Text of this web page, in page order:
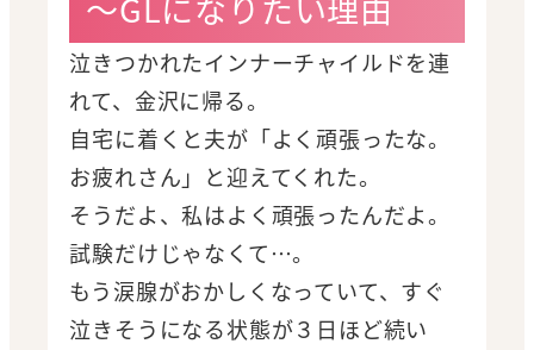
泣きつかれたインナーチャイルドを連
れて、金沢に帰る。
自宅に着くと夫が「よく頑張ったな。
お疲れさん」と迎えてくれた。
そうだよ、私はよく頑張ったんだよ。
試験だけじゃなくて…。
もう涙腺がおかしくなっていて、すぐ
泣きそうになる状態が３日ほど続い